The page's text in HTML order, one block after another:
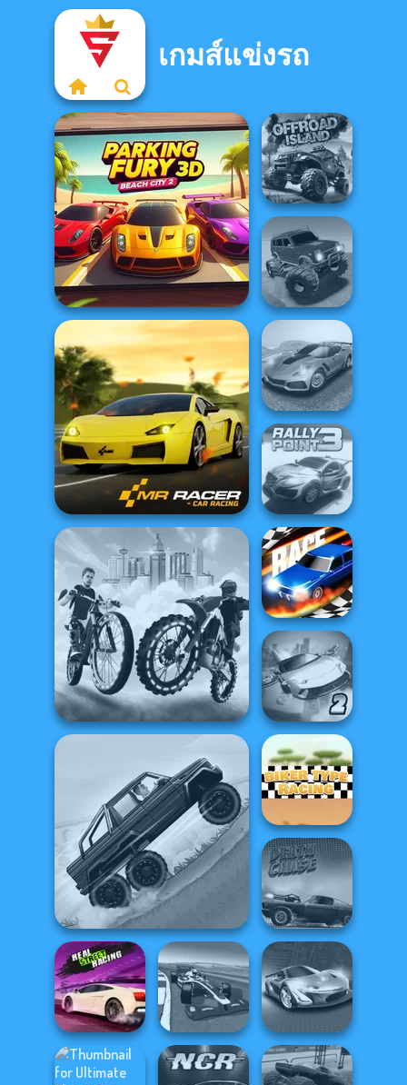
เกมส์แข่งรถ
Parking Fury 3D: Beach
City 2
Mr. Racer
City Bike Racing
Champion
Hill Climbing Mania
Offroad Island
Offroad Muddy
Trucks
Madness Driver
Vertigo City
Rally Point 3
Drag Race 3D
Ultimate Flying
Car 2
Biker Type Racing
Death Chase